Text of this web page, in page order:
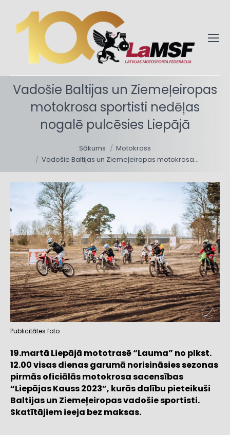
Vadošie Baltijas un Ziemeļeiropas
motokrosa sportisti nedēļas
nogalē pulcēsies Liepājā
Sākums
Motokross
Vadošie Baltijas un Ziemeļeiropas motokrosa…
Publicitātes foto
19.martā Liepājā mototrasē “Lauma” no plkst.
12.00 visas dienas garumā norisināsies sezonas
pirmās oficiālās motokrosa sacensības
“Liepājas Kauss 2023”, kurās dalību pieteikuši
Baltijas un Ziemeļeiropas vadošie sportisti.
Skatītājiem ieeja bez maksas.